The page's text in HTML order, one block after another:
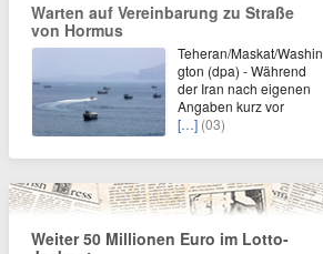
Warten auf Vereinbarung zu Straße
von Hormus
Teheran/Maskat/Washin
gton (dpa) - Während
der Iran nach eigenen
Angaben kurz vor
[…] (03)
Weiter 50 Millionen Euro im Lotto-